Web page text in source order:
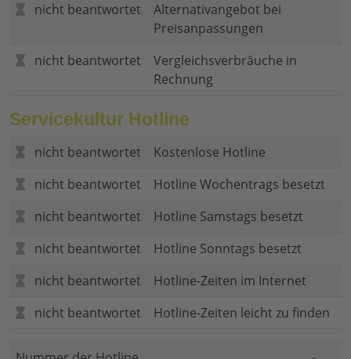
nicht beantwortet
Alternativangebot bei
Preisanpassungen
nicht beantwortet
Vergleichsverbräuche in
Rechnung
Servicekultur Hotline
nicht beantwortet
Kostenlose Hotline
nicht beantwortet
Hotline Wochentrags besetzt
nicht beantwortet
Hotline Samstags besetzt
nicht beantwortet
Hotline Sonntags besetzt
nicht beantwortet
Hotline-Zeiten im Internet
nicht beantwortet
Hotline-Zeiten leicht zu finden